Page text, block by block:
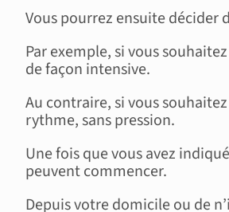
Vous pourrez ensuite décider
Par exemple, si vous
de façon intensive.
Au contraire, si vous
rythme, sans pression.
Une fois que vous avez
peuvent commencer.
Depuis votre domicile ou de